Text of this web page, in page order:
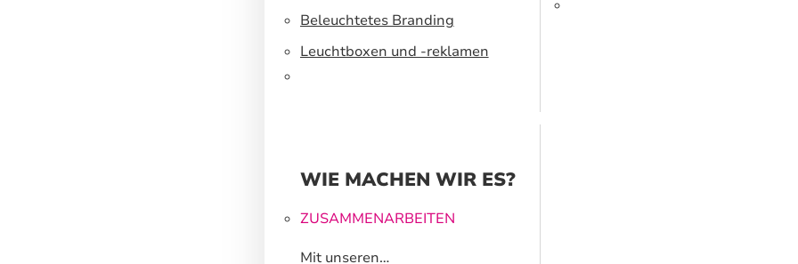
Beleuchtetes Branding
Leuchtboxen und -reklamen
WIE MACHEN WIR ES?
ZUSAMMENARBEITEN
Mit unseren